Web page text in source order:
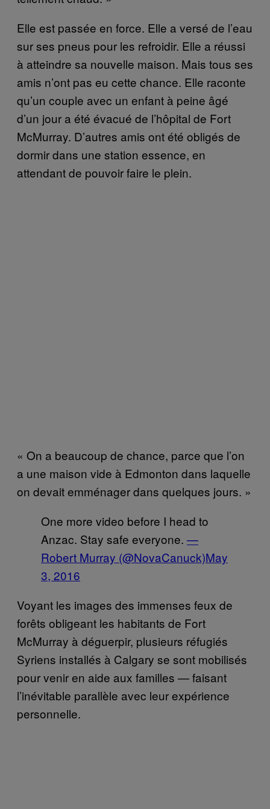
Elle est passée en force. Elle a versé de l’eau
sur ses pneus pour les refroidir. Elle a réussi
à atteindre sa nouvelle maison. Mais tous ses
amis n’ont pas eu cette chance. Elle raconte
qu’un couple avec un enfant à peine âgé
d’un jour a été évacué de l’hôpital de Fort
McMurray. D’autres amis ont été obligés de
dormir dans une station essence, en
attendant de pouvoir faire le plein.
« On a beaucoup de chance, parce que l’on
a une maison vide à Edmonton dans laquelle
on devait emménager dans quelques jours. »
One more video before I head to
Anzac. Stay safe everyone. —
Robert Murray (@NovaCanuck)May
3, 2016
Voyant les images des immenses feux de
forêts obligeant les habitants de Fort
McMurray à déguerpir, plusieurs réfugiés
Syriens installés à Calgary se sont mobilisés
pour venir en aide aux familles — faisant
l’inévitable parallèle avec leur expérience
personnelle.